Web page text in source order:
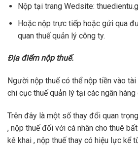
Nộp tại trang Wedsite:
Hoặc nộp trực tiếp hoặc gửi qua
quan thuế quản lý công ty.
Địa điểm nộp thuế.
Người nộp thuế có thể nộp tiền vào
chi cục thuế quản lý tại các ngân hàng
Trên đây là một số thay đổi quan
, nộp thuế đối với cá nhân cho thuê
kê khai , nộp thuế thay có hiệu lực kể